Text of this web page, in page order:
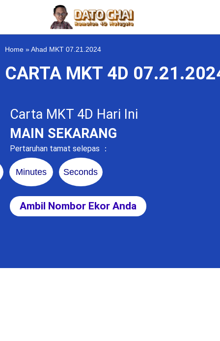
Home » Ahad MKT 07.21.2024
CARTA MKT 4D
Carta MKT 4D Hari Ini
MAIN SEKARANG
Pertaruhan tamat selepas ：
Minutes Seconds
Ambil Nombor Ekor Anda